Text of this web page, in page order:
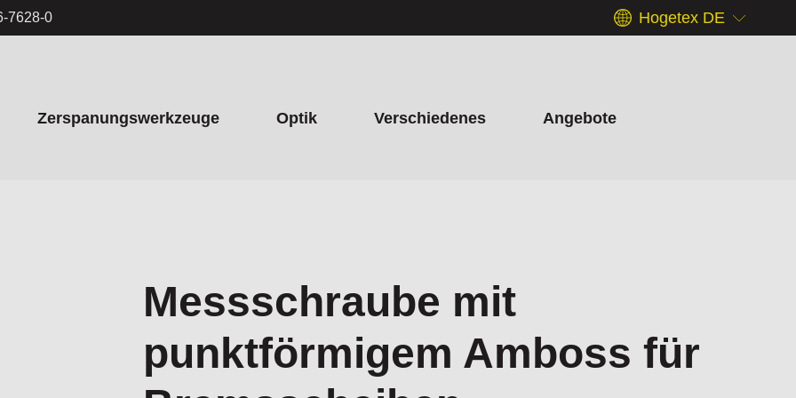
7628-0 Hogetex DE
Zerspanungswerkzeuge Optik Verschiedenes Angebote
Messschraube mit
punktförmigem Amboss für